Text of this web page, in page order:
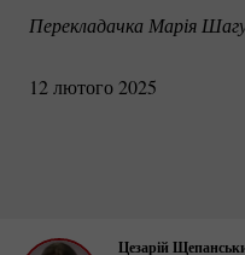
Перекладачка Марія
12 лютого 2025
Цезарій